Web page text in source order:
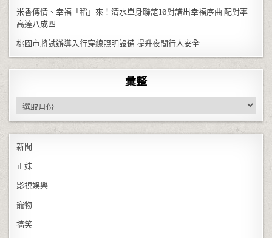
米香傳情、幸福「稻」來！清水單身聯誼16對譜出幸福序曲 配對率
高達八成四
桃園市將試辦導入行穿線照明設備 提升夜間行人安全
彙整
彙整
新聞
正妹
影視娛樂
寵物
搞笑